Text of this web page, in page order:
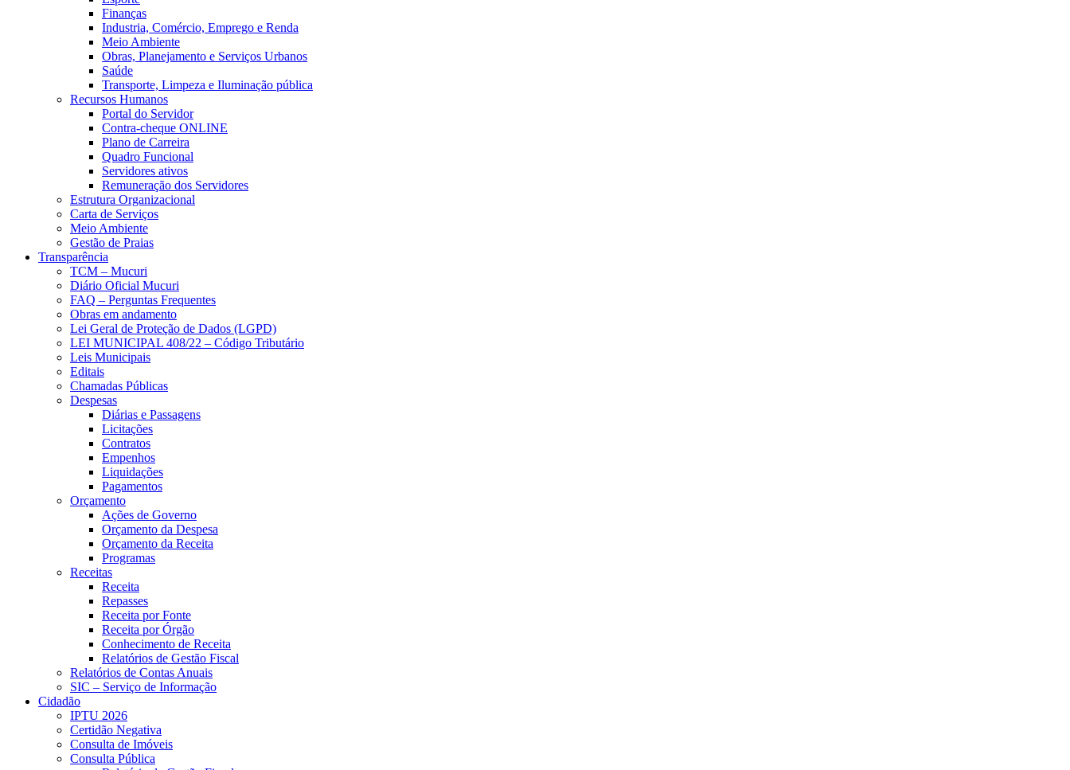
Finanças
Industria, Comércio, Emprego e Renda
Meio Ambiente
Obras, Planejamento e Serviços Urbanos
Saúde
Transporte, Limpeza e Iluminação pública
Recursos Humanos
Portal do Servidor
Contra-cheque ONLINE
Plano de Carreira
Quadro Funcional
Servidores ativos
Remuneração dos Servidores
Estrutura Organizacional
Carta de Serviços
Meio Ambiente
Gestão de Praias
Transparência
TCM – Mucuri
Diário Oficial Mucuri
FAQ – Perguntas Frequentes
Obras em andamento
Lei Geral de Proteção de Dados (LGPD)
LEI MUNICIPAL 408/22 – Código Tributário
Leis Municipais
Editais
Chamadas Públicas
Despesas
Diárias e Passagens
Licitações
Contratos
Empenhos
Liquidações
Pagamentos
Orçamento
Ações de Governo
Orçamento da Despesa
Orçamento da Receita
Programas
Receitas
Receita
Repasses
Receita por Fonte
Receita por Órgão
Conhecimento de Receita
Relatórios de Gestão Fiscal
Relatórios de Contas Anuais
SIC – Serviço de Informação
Cidadão
IPTU 2026
Certidão Negativa
Consulta de Imóveis
Consulta Pública